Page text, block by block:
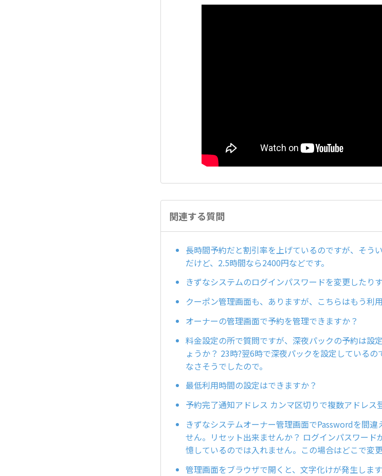
関連する質問
長時間予約だと割引率を上げているのですが、そう
だけど、2.5時間なら2400円などです。
きずなシステムのログインパスワードを変更したり
クーポン管理画面も、ありますが、こちらはもう利
オーナーの管理画面で予約を管理できますか？
料金設定の所で質問ですが、深夜パックの予約は設
ょうか？ 23時?翌6時で深夜パックを設定している
なさそうでしたので。
最低利用時間の設定はできますか？
予約完了通知アドレス カンマ区切りで複数アドレス
きずなシステムオーナー管理画面でPasswordを間
せん。リセット出来ませんか？ ログインパスワー
憶しているのでは入れません。この場合はどこで変
管理画面をブラウザで開くと、文字化けが発生します